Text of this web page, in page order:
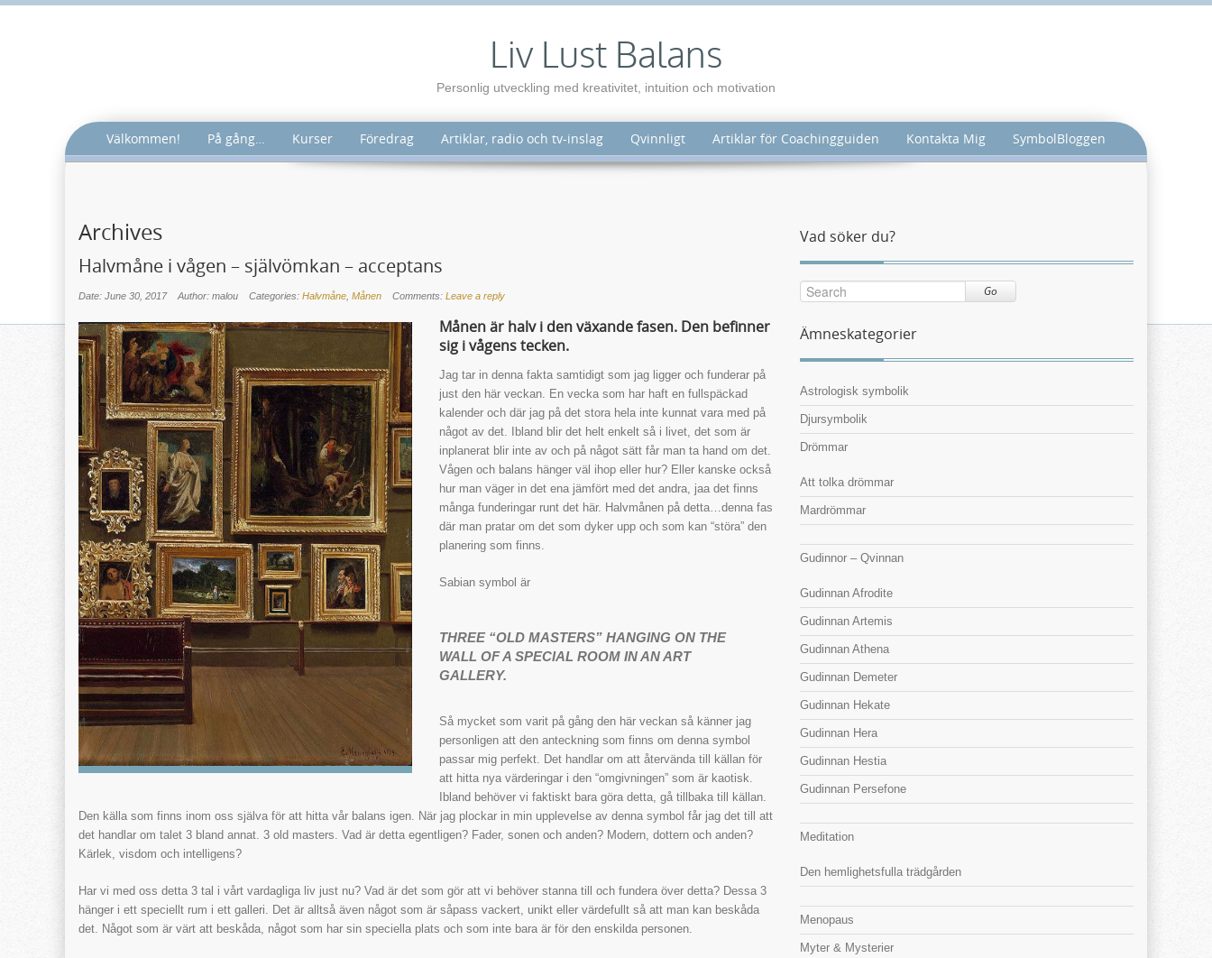
Liv Lust Balans
Personlig utveckling med kreativitet, intuition och motivation
Välkommen! På gång… Kurser Föredrag Artiklar, radio och tv-inslag Qvinnligt Artiklar för Coachingguiden Kontakta Mig SymbolBloggen
Archives
Halvmåne i vågen – självömkan – acceptans
Date: June 30, 2017 Author: malou Categories: Halvmåne Månen Comments: Leave a reply
Månen är halv i den växande fasen. Den befinner
sig i vågens tecken.
Jag tar in denna fakta samtidigt som jag ligger och funderar på
just den här veckan. En vecka som har haft en fullspäckad
kalender och där jag på det stora hela inte kunnat vara med på
något av det. Ibland blir det helt enkelt så i livet, det som är
inplanerat blir inte av och på något sätt får man ta hand om det.
Vågen och balans hänger väl ihop eller hur? Eller kanske också
hur man väger in det ena jämfört med det andra, jaa det finns
många funderingar runt det här. Halvmånen på detta…denna fas
där man pratar om det som dyker upp och som kan “störa” den
planering som finns.
Sabian symbol är
THREE “OLD MASTERS” HANGING ON THE
WALL OF A SPECIAL ROOM IN AN ART
GALLERY.
Så mycket som varit på gång den här veckan så känner jag
personligen att den anteckning som finns om denna symbol
passar mig perfekt. Det handlar om att återvända till källan för
att hitta nya värderingar i den “omgivningen” som är kaotisk.
Ibland behöver vi faktiskt bara göra detta, gå tillbaka till källan.
Den källa som finns inom oss själva för att hitta vår balans igen. När jag plockar in min upplevelse av denna symbol får jag det till att
det handlar om talet 3 bland annat. 3 old masters. Vad är detta egentligen? Fader, sonen och anden? Modern, dottern och anden?
Kärlek, visdom och intelligens?
Har vi med oss detta 3 tal i vårt vardagliga liv just nu? Vad är det som gör att vi behöver stanna till och fundera över detta? Dessa 3
hänger i ett speciellt rum i ett galleri. Det är alltså även något som är såpass vackert, unikt eller värdefullt så att man kan beskåda
det. Något som är värt att beskåda, något som har sin speciella plats och som inte bara är för den enskilda personen.
Vad söker du?
Go
Ämneskategorier
Astrologisk symbolik
Djursymbolik
Drömmar
Att tolka drömmar
Mardrömmar
Gudinnor – Qvinnan
Gudinnan Afrodite
Gudinnan Artemis
Gudinnan Athena
Gudinnan Demeter
Gudinnan Hekate
Gudinnan Hera
Gudinnan Hestia
Gudinnan Persefone
Meditation
Den hemlighetsfulla trädgården
Menopaus
Myter & Mysterier